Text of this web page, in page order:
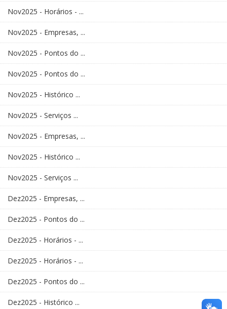
Nov2025 - Horários - ...
Nov2025 - Empresas, ...
Nov2025 - Pontos do ...
Nov2025 - Pontos do ...
Nov2025 - Histórico ...
Nov2025 - Serviços ...
Nov2025 - Empresas, ...
Nov2025 - Histórico ...
Nov2025 - Serviços ...
Dez2025 - Empresas, ...
Dez2025 - Pontos do ...
Dez2025 - Horários - ...
Dez2025 - Horários - ...
Dez2025 - Pontos do ...
Dez2025 - Histórico ...